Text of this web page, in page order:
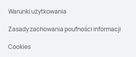
Warunki użytkowania
Zasady zachowania poufności informacji
Cookies